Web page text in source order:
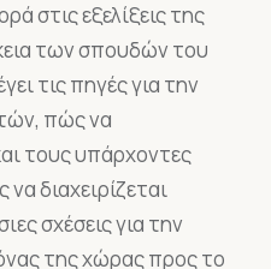
στις εξελίξεις της
των σπουδών του
τις πηγές για την
πώς να
τους υπάρχοντες
διαχειρίζεται
σχέσεις για την
της χώρας προς το